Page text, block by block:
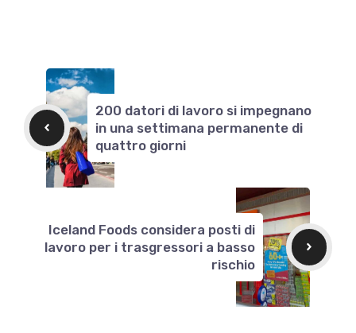
200 datori di lavoro si impegnano
in una settimana permanente di
quattro giorni
Iceland Foods considera posti di
lavoro per i trasgressori a basso
rischio